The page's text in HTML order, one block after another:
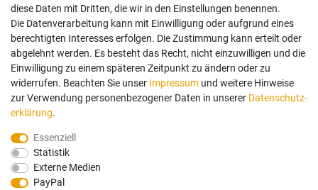
Mein Konto
Anmelden
Registrieren
Bezahlung und Versand
Wir bieten Ihnen viele Möglichkeiten einer sicheren Bezahlung.
diese Daten mit Dritten, die wir in den Einstellungen benennen.
Die Datenverarbeitung kann mit Einwilligung oder aufgrund eines
berechtigten Interesses erfolgen. Die Zustimmung kann erteilt oder
abgelehnt werden. Es besteht das Recht, nicht einzuwilligen und die
Einwilligung zu einem späteren Zeitpunkt zu ändern oder zu
widerrufen. Beachten Sie unser Impressum und weitere Hinweise
zur Verwendung personenbezogener Daten in unserer Daten­schutz­
erklärung.
Essenziell
Statistik
Externe Medien
PayPal